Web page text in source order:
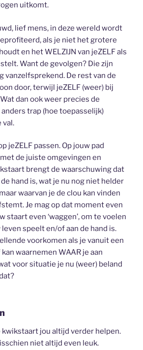
uitkomt.
lief mens, in deze wereld wordt
als je niet het grotere
en het WELZIJN van jeZELF als
Want de gevolgen? Die zijn
vanzelfsprekend. De rest van de
door, terwijl jeZELF (weer) bij
dan ook weer precies de
trap (hoe toepasselijk)
val.
jeZELF passen. Op jouw pad
de juiste omgevingen en
brengt de waarschuwing dat
hand is, wat je nu nog niet helder
waarvan je de clou kan vinden
Je mag op dat moment even
staart even ‘waggen’, om te voelen
speelt en/of aan de hand is.
voorkomen als je vanuit een
waarnemen WAAR je aan
voor situatie je nu (weer) beland
jou altijd verder helpen.
niet altijd even leuk.